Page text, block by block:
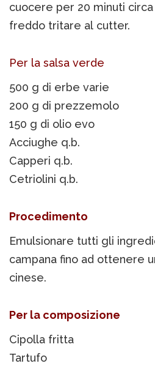
cuocere per 20 minuti circa
freddo tritare al cutter.
Per la salsa verde
500 g di erbe varie
200 g di prezzemolo
150 g di olio evo
Acciughe q.b.
Capperi q.b.
Cetriolini q.b.
Procedimento
Emulsionare tutti gli
campana fino ad ottenere
cinese.
Per la composizione
Cipolla fritta
Tartufo